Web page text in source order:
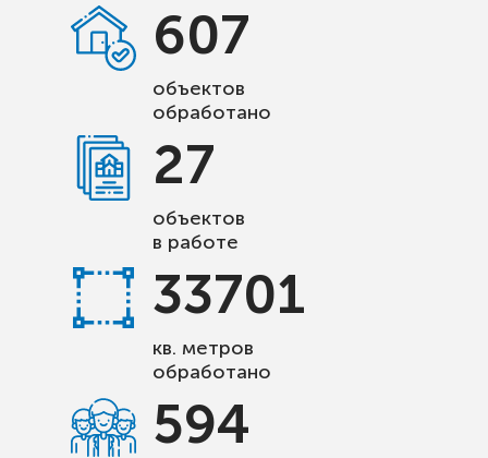
607
объектов
обработано
27
объектов
в работе
33701
кв. метров
обработано
594